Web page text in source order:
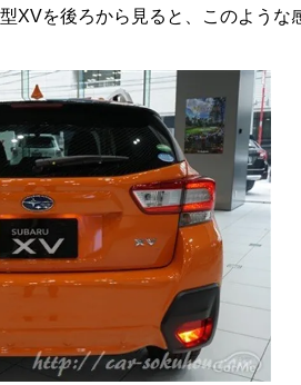
XVを後ろから見ると、このような